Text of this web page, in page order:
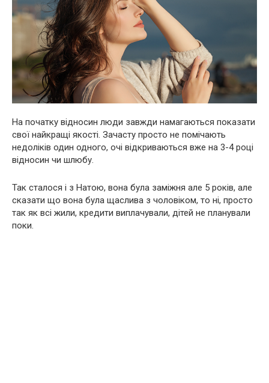
На початку відносин люди завжди намагаються показати
свої найкращі якості. Зачасту просто не помічають
недоліків один одного, очі відкриваються вже на 3-4 році
відносин чи шлюбу.
Так сталося і з Натою, вона була заміжня але 5 років, але
сказати що вона була щаслива з чоловіком, то ні, просто
так як всі жили, кредити виплачували, дітей не планували
поки.